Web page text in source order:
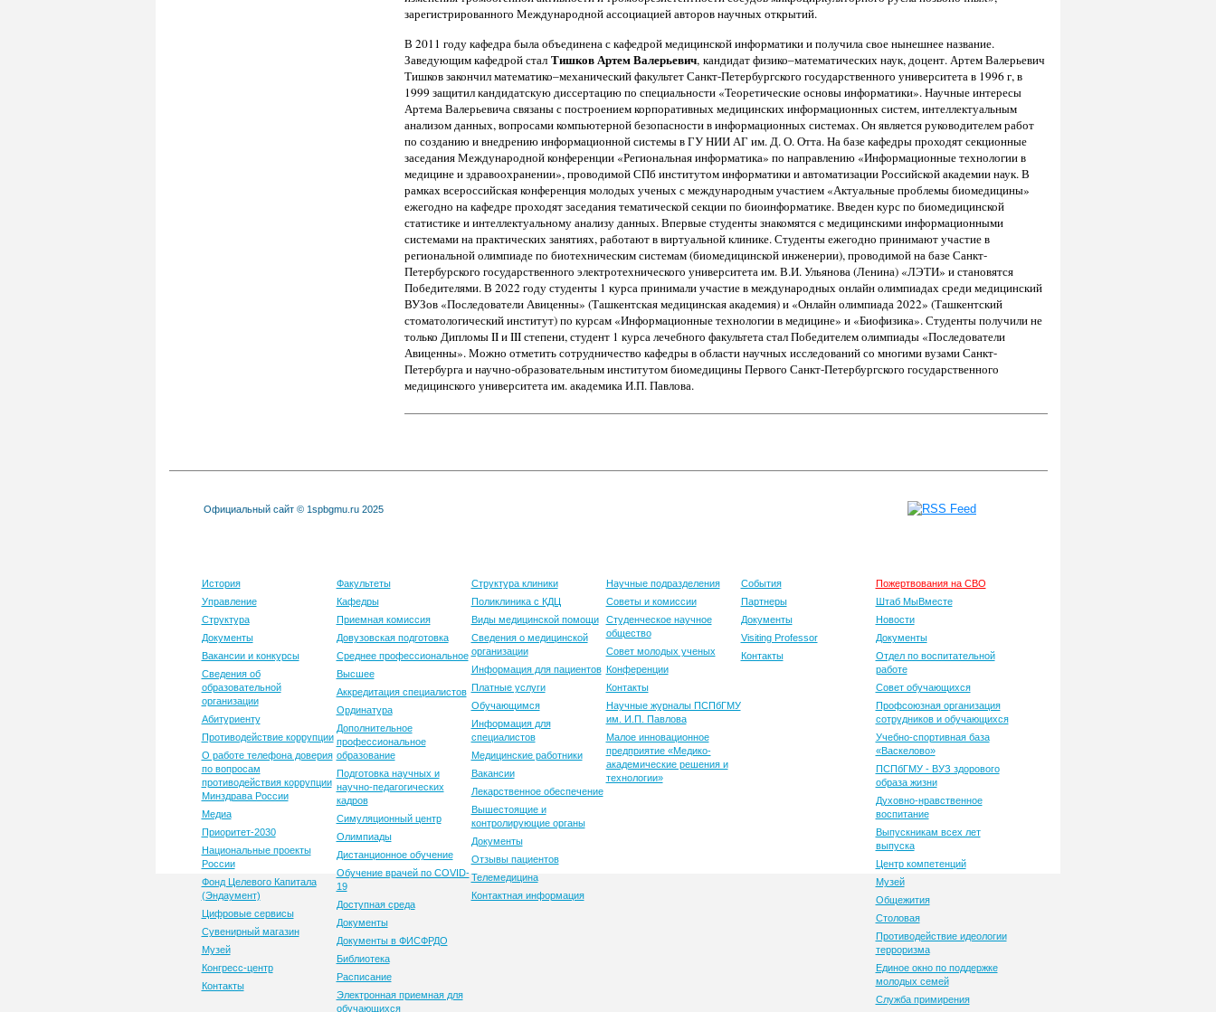
зарегистрированного Международной ассоциацией авторов научных открытий.
В 2011 году кафедра была объединена с кафедрой медицинской информатики и получила свое нынешнее название.
Заведующим кафедрой стал Тишков Артем Валерьевич, кандидат физико–математических наук, доцент. Артем Валерьевич
Тишков закончил математико–механический факультет Санкт-Петербургского государственного университета в 1996 г, в
1999 защитил кандидатскую диссертацию по специальности «Теоретические основы информатики». Научные интересы
Артема Валерьевича связаны с построением корпоративных медицинских информационных систем, интеллектуальным
анализом данных, вопросами компьютерной безопасности в информационных системах. Он является руководителем работ
по созданию и внедрению информационной системы в ГУ НИИ АГ им. Д. О. Отта. На базе кафедры проходят секционные
заседания Международной конференции «Региональная информатика» по направлению «Информационные технологии в
медицине и здравоохранении», проводимой СПб институтом информатики и автоматизации Российской академии наук. В
рамках всероссийская конференция молодых ученых с международным участием «Актуальные проблемы биомедицины»
ежегодно на кафедре проходят заседания тематической секции по биоинформатике. Введен курс по биомедицинской
статистике и интеллектуальному анализу данных. Впервые студенты знакомятся с медицинскими информационными
системами на практических занятиях, работают в виртуальной клинике. Студенты ежегодно принимают участие в
региональной олимпиаде по биотехническим системам (биомедицинской инженерии), проводимой на базе Санкт-
Петербурского государственного электротехнического университета им. В.И. Ульянова (Ленина) «ЛЭТИ» и становятся
Победителями. В 2022 году студенты 1 курса принимали участие в международных онлайн олимпиадах среди медицинский
ВУЗов «Последователи Авиценны» (Ташкентская медицинская академия) и «Онлайн олимпиада 2022» (Ташкентский
стоматологический институт) по курсам «Информационные технологии в медицине» и «Биофизика». Студенты получили не
только Дипломы II и III степени, студент 1 курса лечебного факультета стал Победителем олимпиады «Последователи
Авиценны». Можно отметить сотрудничество кафедры в области научных исследований со многими вузами Санкт-
Петербурга и научно-образовательным институтом биомедицины Первого Санкт-Петербургского государственного
медицинского университета им. академика И.П. Павлова.
Официальный сайт © 1spbgmu.ru 2025
История
Управление
Структура
Документы
Вакансии и конкурсы
Сведения об
образовательной
организации
Абитуриенту
Противодействие коррупции
О работе телефона доверия
по вопросам
противодействия коррупции
Минздрава России
Медиа
Приоритет-2030
Национальные проекты
России
Фонд Целевого Капитала
(Эндаумент)
Цифровые сервисы
Сувенирный магазин
Музей
Конгресс-центр
Контакты
Факультеты
Кафедры
Приемная комиссия
Довузовская подготовка
Среднее профессиональное
Высшее
Аккредитация специалистов
Ординатура
Дополнительное
профессиональное
образование
Подготовка научных и
научно-педагогических
кадров
Симуляционный центр
Олимпиады
Дистанционное обучение
Обучение врачей по COVID-
19
Доступная среда
Документы
Документы в ФИСФРДО
Библиотека
Расписание
Электронная приемная для
обучающихся
Структура клиники
Поликлиника с КДЦ
Виды медицинской помощи
Сведения о медицинской
организации
Информация для пациентов
Платные услуги
Обучающимся
Информация для
специалистов
Медицинские работники
Вакансии
Лекарственное обеспечение
Вышестоящие и
контролирующие органы
Документы
Отзывы пациентов
Телемедицина
Контактная информация
Научные подразделения
Советы и комиссии
Студенческое научное
общество
Совет молодых ученых
Конференции
Контакты
Научные журналы ПСПбГМУ
им. И.П. Павлова
Малое инновационное
предприятие «Медико-
академические решения и
технологии»
События
Партнеры
Документы
Visiting Professor
Контакты
Пожертвования на СВО
Штаб МыВместе
Новости
Документы
Отдел по воспитательной
работе
Совет обучающихся
Профсоюзная организация
сотрудников и обучающихся
Учебно-спортивная база
«Васкелово»
ПСПбГМУ - ВУЗ здорового
образа жизни
Духовно-нравственное
воспитание
Выпускникам всех лет
выпуска
Центр компетенций
Музей
Общежития
Столовая
Противодействие идеологии
терроризма
Единое окно по поддержке
молодых семей
Служба примирения